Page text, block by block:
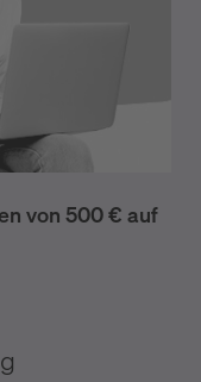
von 500 € auf